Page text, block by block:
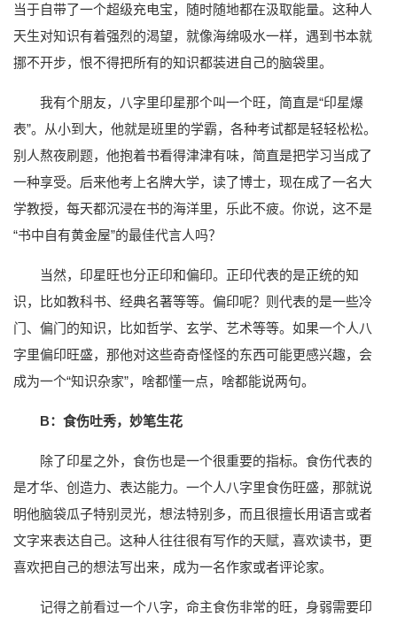
当于自带了一个超级充电宝，随时随地都在汲取能量。这种人
天生对知识有着强烈的渴望，就像海绵吸水一样，遇到书本就
挪不开步，恨不得把所有的知识都装进自己的脑袋里。
我有个朋友，八字里印星那个叫一个旺，简直是“印星爆
表”。从小到大，他就是班里的学霸，各种考试都是轻轻松松。
别人熬夜刷题，他抱着书看得津津有味，简直是把学习当成了
一种享受。后来他考上名牌大学，读了博士，现在成了一名大
学教授，每天都沉浸在书的海洋里，乐此不疲。你说，这不是
“书中自有黄金屋”的最佳代言人吗？
当然，印星旺也分正印和偏印。正印代表的是正统的知
识，比如教科书、经典名著等等。偏印呢？则代表的是一些冷
门、偏门的知识，比如哲学、玄学、艺术等等。如果一个人八
字里偏印旺盛，那他对这些奇奇怪怪的东西可能更感兴趣，会
成为一个“知识杂家”，啥都懂一点，啥都能说两句。
B：食伤吐秀，妙笔生花
除了印星之外，食伤也是一个很重要的指标。食伤代表的
是才华、创造力、表达能力。一个人八字里食伤旺盛，那就说
明他脑袋瓜子特别灵光，想法特别多，而且很擅长用语言或者
文字来表达自己。这种人往往很有写作的天赋，喜欢读书，更
喜欢把自己的想法写出来，成为一名作家或者评论家。
记得之前看过一个八字，命主食伤非常的旺，身弱需要印